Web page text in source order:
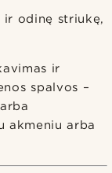
odinę striukę,
ir
spalvos –
akmeniu arba